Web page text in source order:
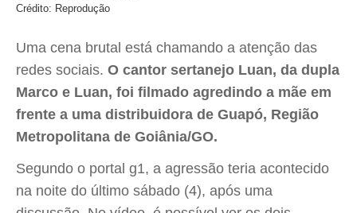
Crédito: Reprodução
Uma cena brutal está chamando a atenção das
redes sociais. O cantor sertanejo Luan, da dupla
Marco e Luan, foi filmado agredindo a mãe em
frente a uma distribuidora de Guapó, Região
Metropolitana de Goiânia/GO.
Segundo o portal g1, a agressão teria acontecido
na noite do último sábado (4), após uma